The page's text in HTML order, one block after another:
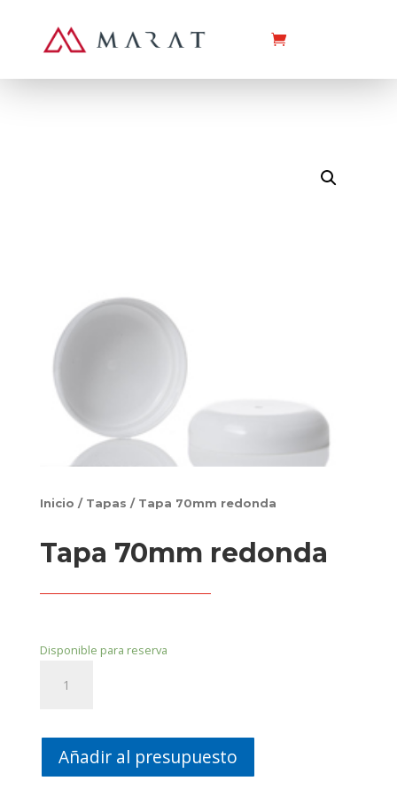
Inicio / Tapas / Tapa 70mm redonda
Tapa 70mm redonda
Disponible para reserva
70mm
Añadir al presupuesto